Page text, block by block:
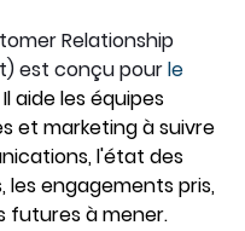
Relationship
est conçu pour le
Il aide les équipes
et marketing à suivre
l'état des
les engagements pris,
futures à mener.